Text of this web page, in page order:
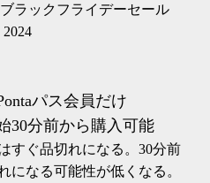
ラックフライデーセール
2024
パス会員だけ
30分前から購入可能
すぐ品切れになる。30分前
になる可能性が低くなる。